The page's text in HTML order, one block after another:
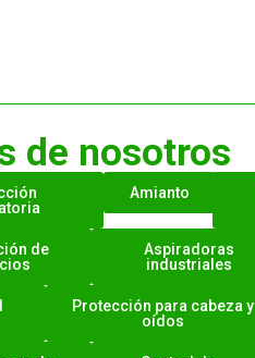
de nosotros
Amianto
de
Aspiradoras
industriales
Protección para cabeza y
oídos